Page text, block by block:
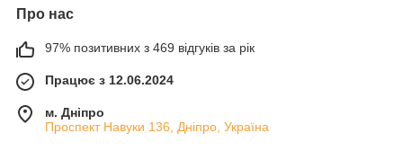
Про нас
97% позитивних з 469 відгуків за рік
Працює з 12.06.2024
м. Дніпро
Проспект Навуки 136, Дніпро, Україна